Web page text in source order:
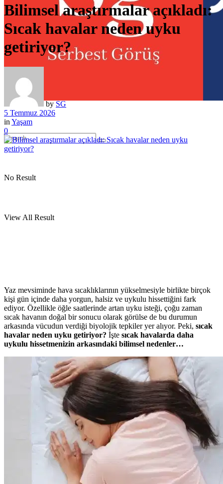
No Result
View All Result
Bilimsel araştırmalar açıkladı:
Sıcak havalar neden uyku
getiriyor?
by SG
5 Temmuz 2026
in Yaşam
0
Yaz mevsiminde hava sıcaklıklarının yükselmesiyle birlikte birçok
kişi gün içinde daha yorgun, halsiz ve uykulu hissettiğini fark
ediyor. Özellikle öğle saatlerinde artan uyku isteği, çoğu zaman
sıcak havanın doğal bir sonucu olarak görülse de bu durumun
arkasında vücudun verdiği biyolojik tepkiler yer alıyor. Peki, sıcak
havalar neden uyku getiriyor? İşte sıcak havalarda daha
uykulu hissetmenizin arkasındaki bilimsel nedenler…